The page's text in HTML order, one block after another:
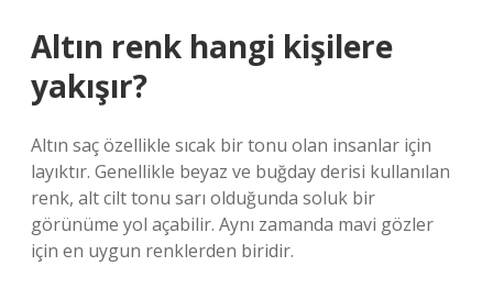
Altın renk hangi kişilere
yakışır?
Altın saç özellikle sıcak bir tonu olan insanlar için
layıktır. Genellikle beyaz ve buğday derisi kullanılan
renk, alt cilt tonu sarı olduğunda soluk bir
görünüme yol açabilir. Aynı zamanda mavi gözler
için en uygun renklerden biridir.